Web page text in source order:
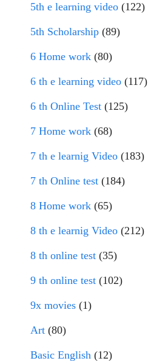
5th e learning video (122)
5th Scholarship (89)
6 Home work (80)
6 th e learning video (117)
6 th Online Test (125)
7 Home work (68)
7 th e learnig Video (183)
7 th Online test (184)
8 Home work (65)
8 th e learnig Video (212)
8 th online test (35)
9 th online test (102)
9x movies (1)
Art (80)
Basic English (12)